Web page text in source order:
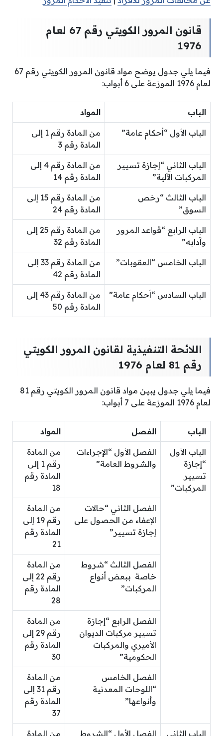
قانون المرور الكويتي رقم 67 لعام
1976
فيما يلي جدول يوضح مواد قانون المرور الكويتي رقم 67
لعام 1976 الموزعة على 6 أبواب:
الباب المواد
الباب الأول “أحكام عامة”
من المادة رقم 1 إلى
المادة رقم 3
الباب الثاني “إجازة تسيير
المركبات الآلية”
من المادة رقم 4 إلى
المادة رقم 14
الباب الثالث “رخص
السوق”
من المادة رقم 15 إلى
المادة رقم 24
الباب الرابع “قواعد المرور
وآدابه”
من المادة رقم 25 إلى
المادة رقم 32
الباب الخامس “العقوبات”
من المادة رقم 33 إلى
المادة رقم 42
الباب السادس “أحكام عامة”
من المادة رقم 43 إلى
المادة رقم 50
اللائحة التنفيذية لقانون المرور الكويتي
رقم 81 لعام 1976
فيما يلي جدول يبين مواد قانون المرور الكويتي رقم 81
لعام 1976 الموزعة على 7 أبواب:
الباب الفصل المواد
الباب الأول
“إجازة
تسيير
المركبات”
الفصل الأول “الإجراءات
والشروط العامة”
من المادة
رقم 1 إلى
المادة رقم
18
الفصل الثاني “حالات
الإعفاء من الحصول على
إجازة تسيير”
من المادة
رقم 19 إلى
المادة رقم
21
الفصل الثالث “شروط
خاصة ببعض أنواع
المركبات”
من المادة
رقم 22 إلى
المادة رقم
28
الفصل الرابع “إجازة
تسيير مركبات الديوان
الأميري والمركبات
الحكومية”
من المادة
رقم 29 إلى
المادة رقم
30
الفصل الخامس
“اللوحات المعدنية
وأنواعها”
من المادة
رقم 31 إلى
المادة رقم
37
الباب الثاني
الفصل الأول “الشروط
من المادة